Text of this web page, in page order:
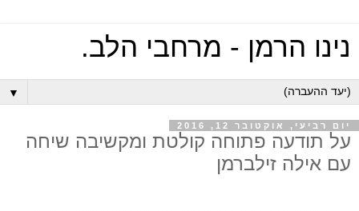
נינו הרמן - מרחבי הלב.
▼
יום רביעי, אוקטובר 12, 2016
על תודעה פתוחה קולטת ומקשיבה שיחה
עם אילה זילברמן